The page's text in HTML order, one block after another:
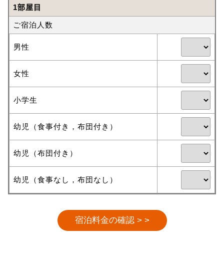
1部屋目
ご宿泊人数
男性
女性
小学生
幼児（食事付き，布団付き）
幼児（布団付き）
幼児（食事なし，布団なし）
宿泊料金の確認 > >